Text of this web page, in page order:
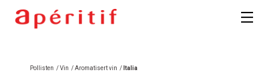
Pollisten /Vin /Aromatisert vin / Italia